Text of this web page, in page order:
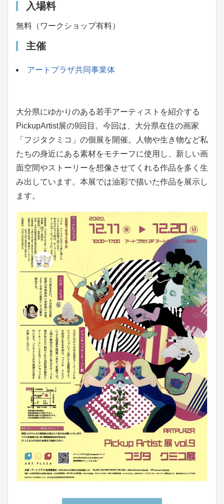
入場料
無料（ワークショップ有料）
主催
アートプラザ共同事業体
大分県にゆかりのある若手アーティストを紹介する
PickupArtist展の9回目。今回は、大分県在住の画家
「フジタクミコ」の個展を開催。人物や生き物など私
たちの身近にある素材をモチーフに使用し、新しい画
面空間やストーリーを想像させてくれる作品を多く生
み出しています。本展では油彩で描いた作品を展示し
ます。